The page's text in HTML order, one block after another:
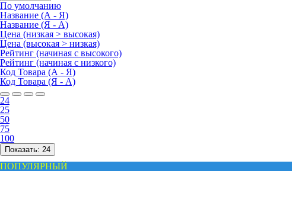
По умолчанию
Название (А - Я)
Название (Я - А)
Цена (низкая > высокая)
Цена (высокая > низкая)
Рейтинг (начиная с высокого)
Рейтинг (начиная с низкого)
Код Товара (А - Я)
Код Товара (Я - А)
24
25
50
75
100
Показать: 24
ПОПУЛЯРНЫЙ